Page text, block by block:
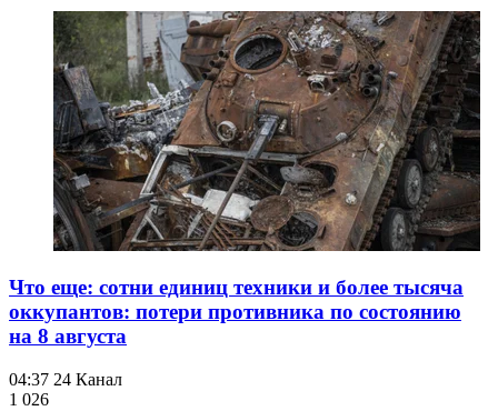
Что еще: сотни единиц техники и более тысяча
оккупантов: потери противника по состоянию
на 8 августа
04:37 24 Канал
1 026